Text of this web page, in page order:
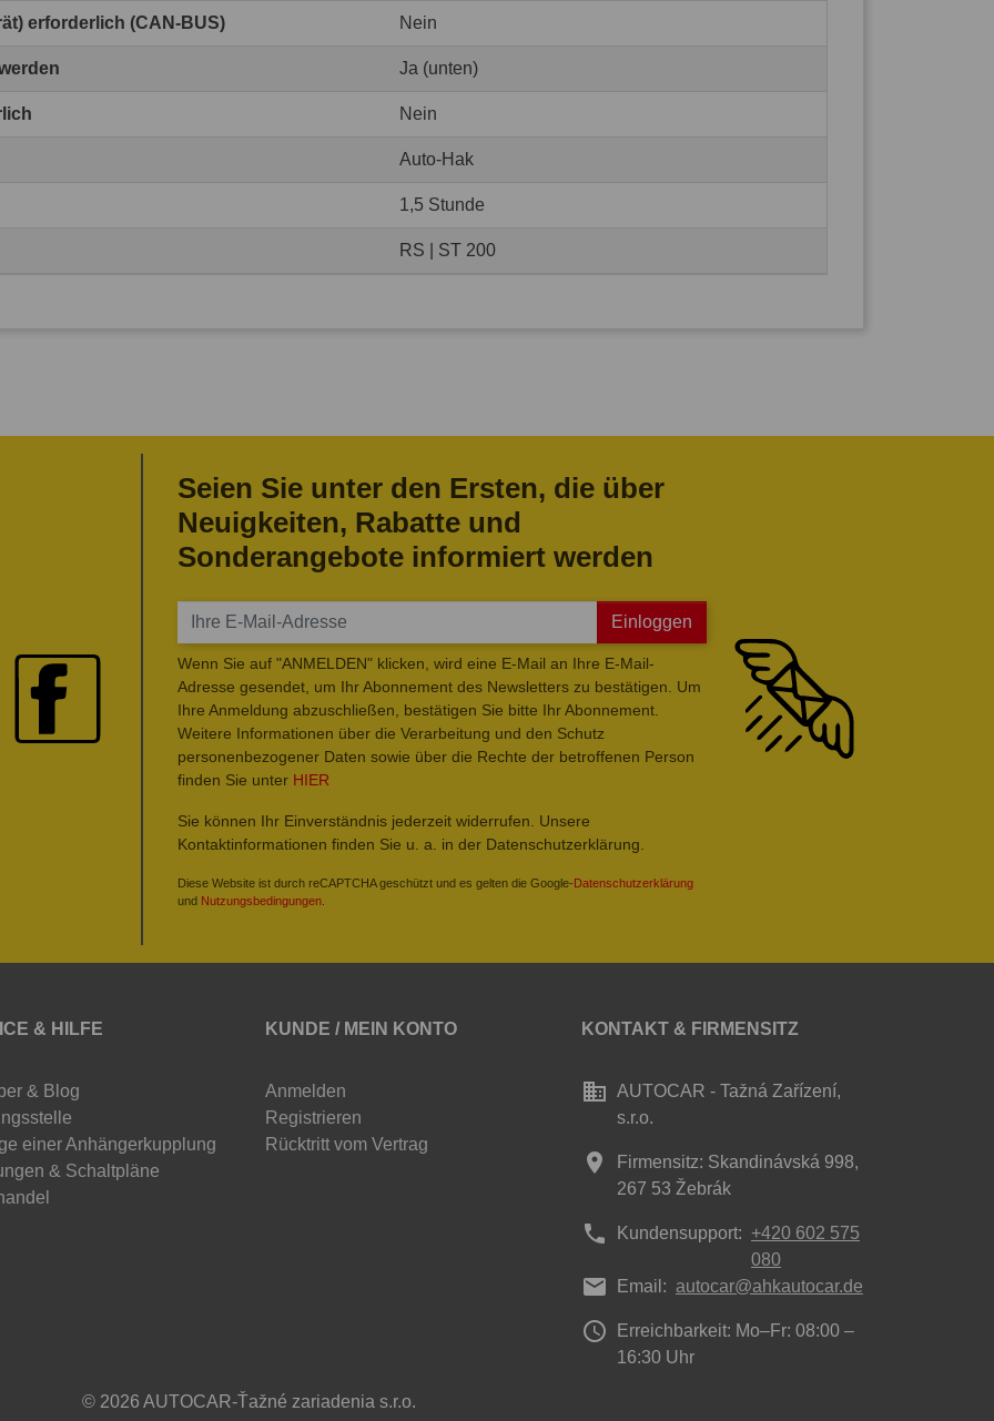
erforderlich (CAN-BUS) Nein
Ja (unten)
Nein
Auto-Hak
1,5 Stunde
RS | ST 200
Seien Sie unter den Ersten, die über
Neuigkeiten, Rabatte und
Sonderangebote informiert werden
Einloggen
Wenn Sie auf "ANMELDEN" klicken, wird eine E-Mail an Ihre E-Mail-
Adresse gesendet, um Ihr Abonnement des Newsletters zu bestätigen. Um
Ihre Anmeldung abzuschließen, bestätigen Sie bitte Ihr Abonnement.
Weitere Informationen über die Verarbeitung und den Schutz
personenbezogener Daten sowie über die Rechte der betroffenen Person
finden Sie unter HIER
Sie können Ihr Einverständnis jederzeit widerrufen. Unsere
Kontaktinformationen finden Sie u. a. in der Datenschutzerklärung.
Diese Website ist durch reCAPTCHA geschützt und es gelten die Google-Datenschutzerklärung
und Nutzungsbedingungen
& HILFE
& Blog
einer Anhängerkupplung
& Schaltpläne
KUNDE / MEIN KONTO
Anmelden
Registrieren
Rücktritt vom Vertrag
KONTAKT & FIRMENSITZ
business AUTOCAR - Tažná Zařízení,
s.r.o.
place
Firmensitz: Skandinávská 998,
267 53 Žebrák
phone Kundensupport: +420 602 575
080
mail Email: autocar@ahkautocar.de
access_time
Erreichbarkeit: Mo–Fr: 08:00 –
16:30 Uhr
© 2026 AUTOCAR-Ťažné zariadenia s.r.o.